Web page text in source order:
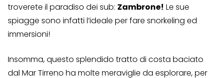
troverete il paradiso dei sub: Zambrone! Le sue
spiagge sono infatti l’ideale per fare snorkeling ed
immersioni!
Insomma, questo splendido tratto di costa baciato
dal Mar Tirreno ha molte meraviglie da esplorare, per